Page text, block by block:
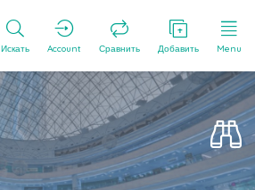
Искать Account Сравнить Добавить Menu